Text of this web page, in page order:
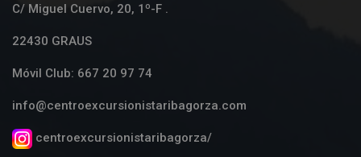
C/ Miguel Cuervo, 20, 1º-F .
22430 GRAUS
Móvil Club: 667 20 97 74
info@centroexcursionistaribagorza.com
centroexcursionistaribagorza/